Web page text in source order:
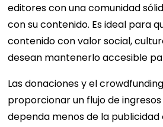
editores con una comunidad
con su contenido. Es ideal para
contenido con valor social,
desean mantenerlo accesible
Las donaciones y el
proporcionar un flujo de
dependa menos de la publicidad